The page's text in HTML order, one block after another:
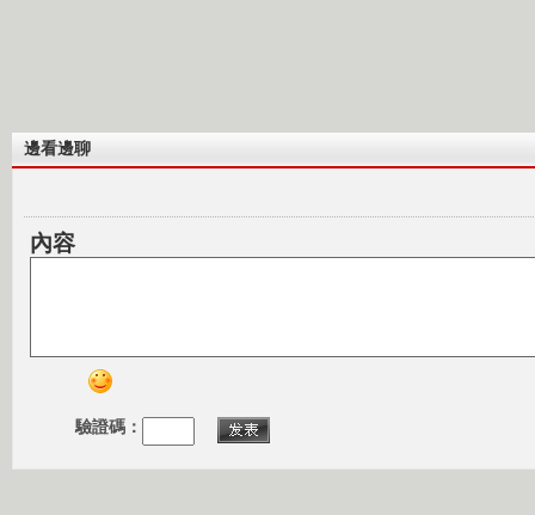
邊看邊聊
內容
驗證碼：